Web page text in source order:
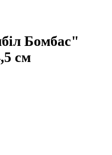
Бомбас"
см